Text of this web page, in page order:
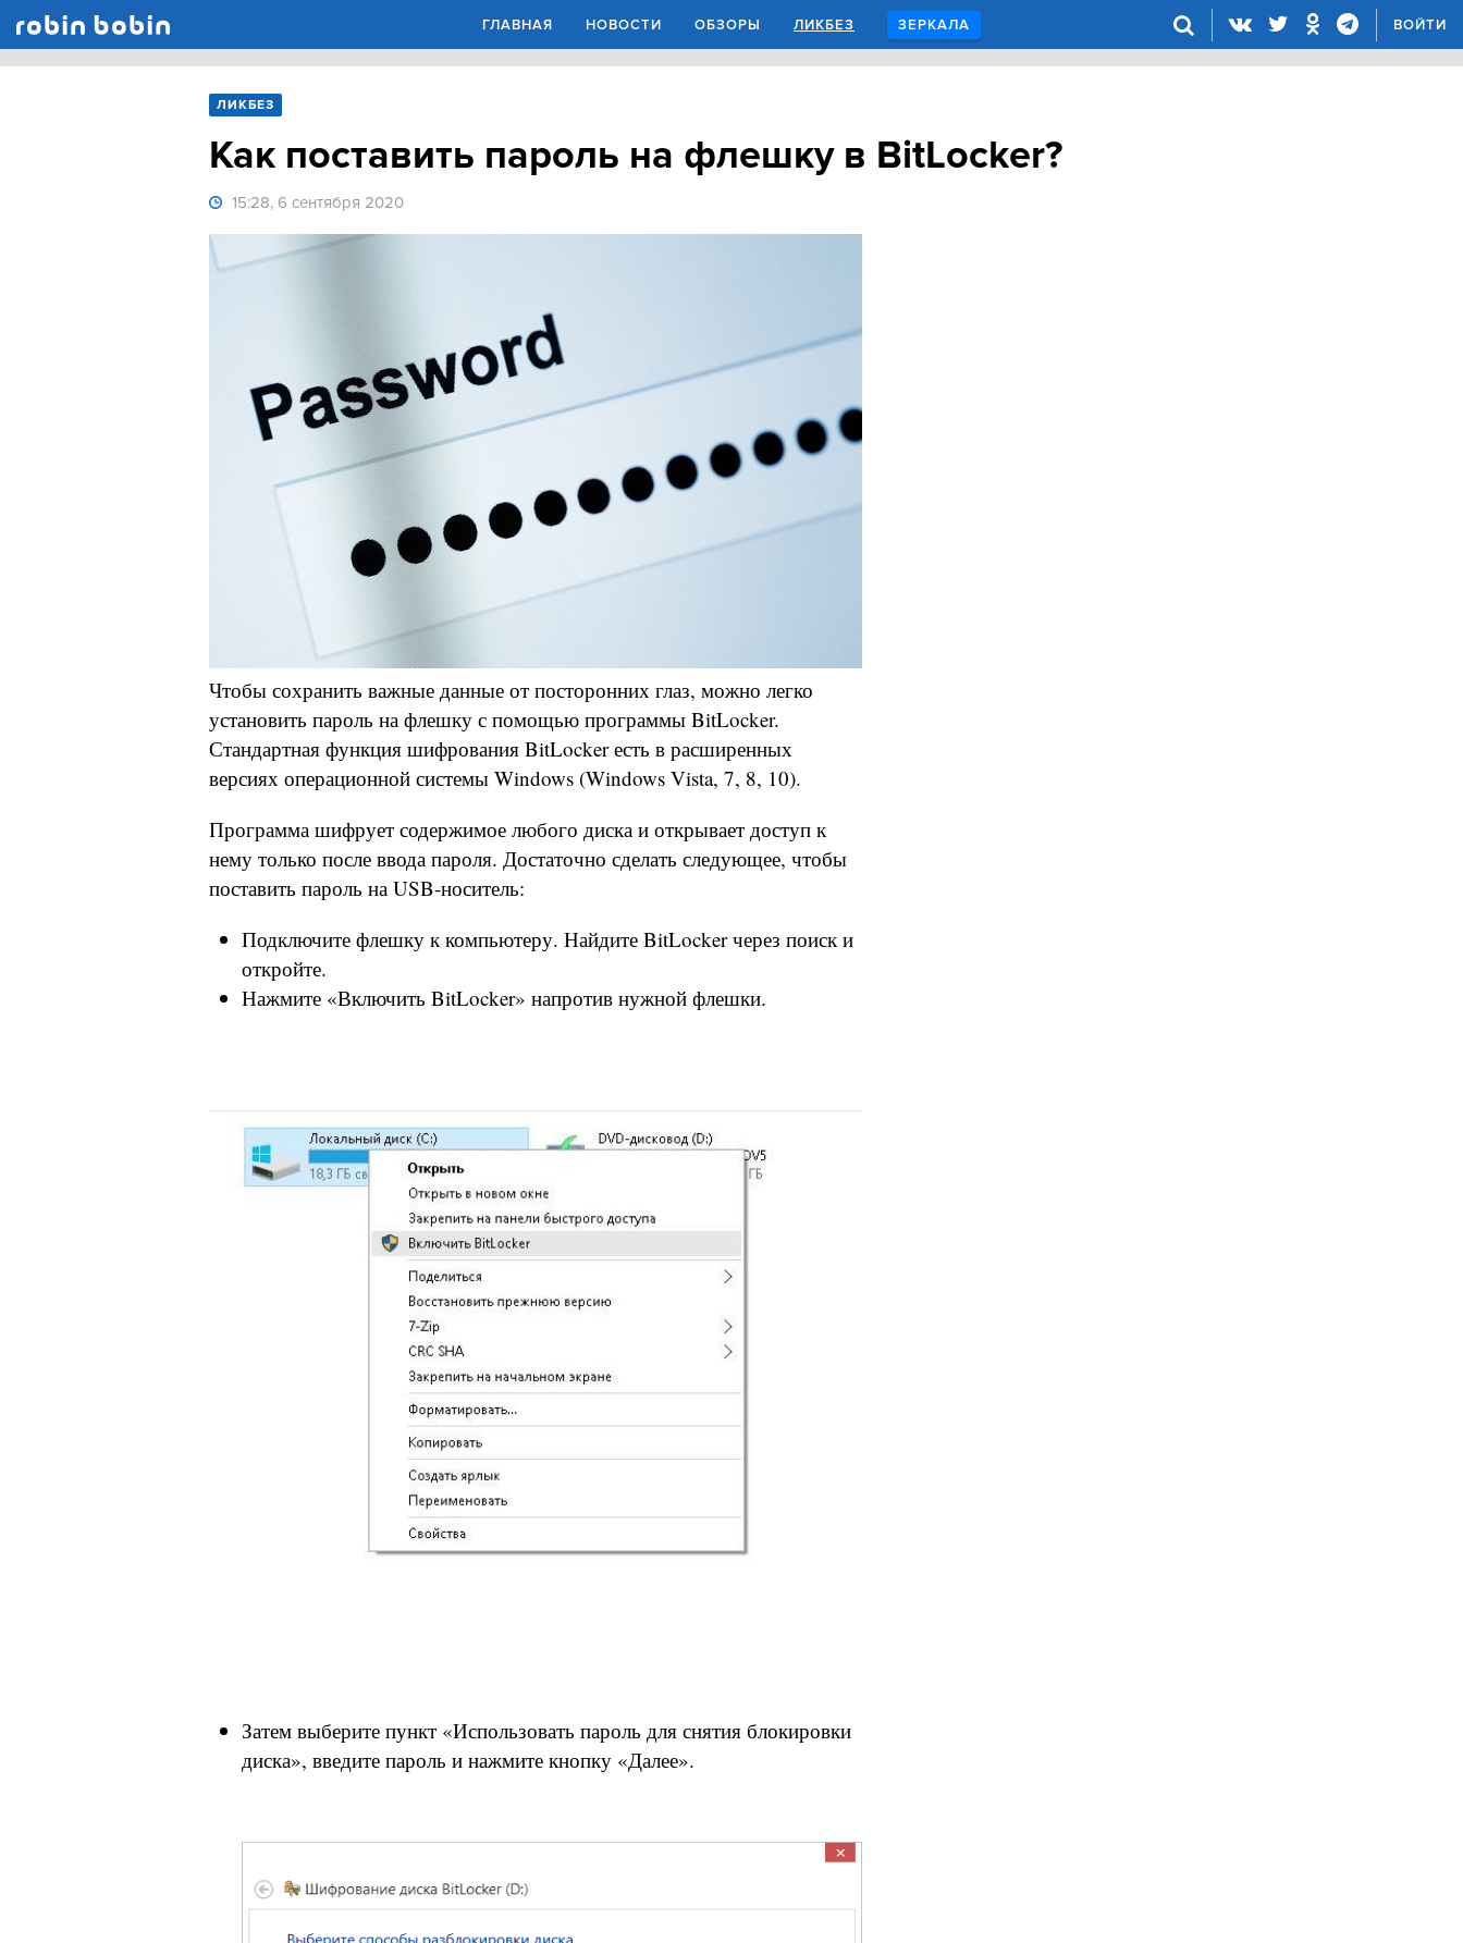
ГЛАВНАЯ НОВОСТИ ОБЗОРЫ ЛИКБЕЗ ЗЕРКАЛА ВОЙТИ
ЛИКБЕЗ
Как поставить пароль на флешку в BitLocker?
15:28, 6 сентября 2020
Чтобы сохранить важные данные от посторонних глаз, можно легко
установить пароль на флешку с помощью программы BitLocker.
Стандартная функция шифрования BitLocker есть в расширенных
версиях операционной системы Windows (Windows Vista, 7, 8, 10).
Программа шифрует содержимое любого диска и открывает доступ к
нему только после ввода пароля. Достаточно сделать следующее, чтобы
поставить пароль на USB-носитель:
Подключите флешку к компьютеру. Найдите BitLocker через поиск и
откройте.
Нажмите «Включить BitLocker» напротив нужной флешки.
Затем выберите пункт «Использовать пароль для снятия блокировки
диска», введите пароль и нажмите кнопку «Далее».